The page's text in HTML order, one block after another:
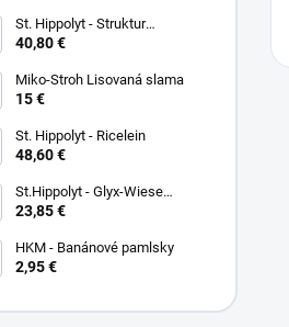
St. Hippolyt - Struktur
Energetikum
40,80 €
Miko-Stroh Lisovaná slama
15 €
St. Hippolyt - Ricelein
48,60 €
St.Hippolyt - Glyx-Wiese
Seniorfaser
23,85 €
HKM - Banánové pamlsky
2,95 €